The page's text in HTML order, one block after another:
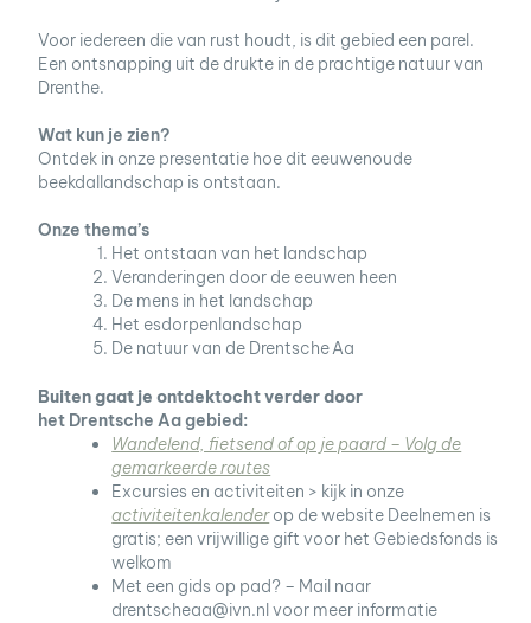
Voor iedereen die van rust houdt, is dit gebied een parel.
Een ontsnapping uit de drukte in de prachtige natuur van
Drenthe.
Wat kun je zien?
Ontdek in onze presentatie hoe dit eeuwenoude
beekdallandschap is ontstaan.
Onze thema’s
Het ontstaan van het landschap
Veranderingen door de eeuwen heen
De mens in het landschap
Het esdorpenlandschap
De natuur van de DrentscheAa
Buiten gaat je ontdektocht verder door
het Drentsche Aa gebied:
Wandelend, fietsend of op je paard – Volg de
gemarkeerde routes
Excursies en activiteiten > kijk in onze
activiteitenkalenderop de website Deelnemen is
gratis; een vrijwillige gift voor het Gebiedsfonds is
welkom
Met een gids op pad? – Mail naar
drentscheaa@ivn.nl voor meer informatie